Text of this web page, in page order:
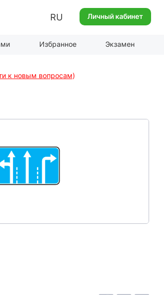
RU Личный кабинет
Избранное Экзамен
к новым вопросам)